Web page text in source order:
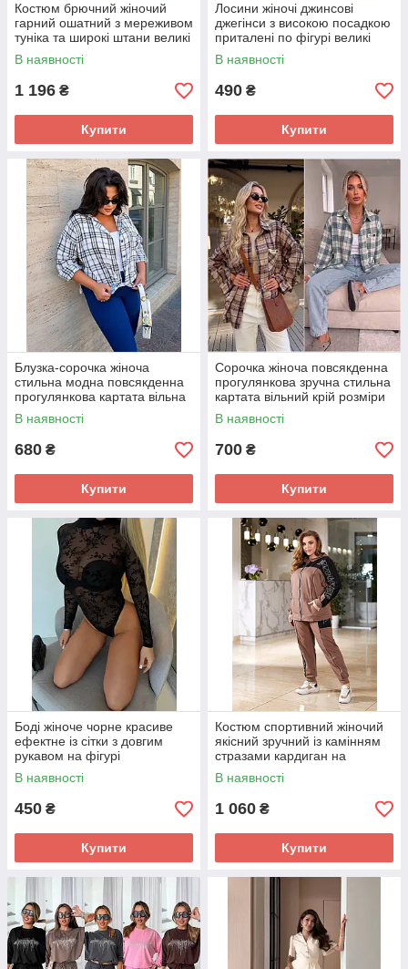
Костюм брючний жіночий
гарний ошатний з мереживом
туніка та широкі штани великі
розміри
В наявності
1 196 ₴
Купити
Лосини жіночі джинсові
джегінси з високою посадкою
приталені по фігурі великі
розміри 50-64
В наявності
490 ₴
Купити
Блузка-сорочка жіноча
стильна модна повсякденна
прогулянкова картата вільна
розміри 48-64
В наявності
680 ₴
Купити
Сорочка жіноча повсякденна
прогулянкова зручна стильна
картата вільний крій розміри
50-60
В наявності
700 ₴
Купити
Боді жіноче чорне красиве
ефектне із сітки з довгим
рукавом на фігурі
В наявності
450 ₴
Купити
Костюм спортивний жіночий
якісний зручний із камінням
стразами кардиган на
блискавці та штани
В наявності
1 060 ₴
Купити